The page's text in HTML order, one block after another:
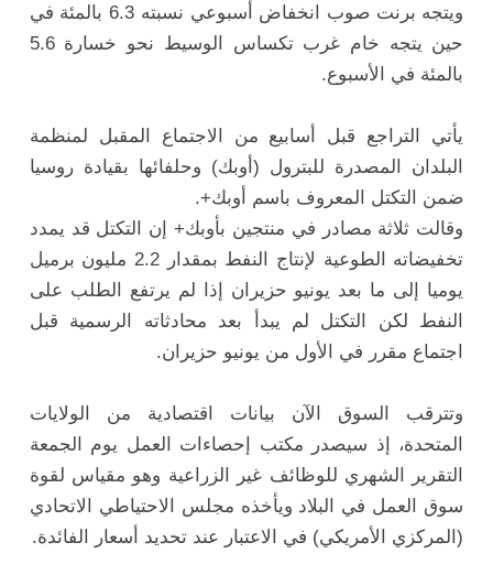
ويتجه برنت صوب انخفاض أسبوعي نسبته 6.3 بالمئة في
حين يتجه خام غرب تكساس الوسيط نحو خسارة 5.6
بالمئة في الأسبوع.
يأتي التراجع قبل أسابيع من الاجتماع المقبل لمنظمة
البلدان المصدرة للبترول (أوبك) وحلفائها بقيادة روسيا
ضمن التكتل المعروف باسم أوبك+.
وقالت ثلاثة مصادر في منتجين بأوبك+ إن التكتل قد يمدد
تخفيضاته الطوعية لإنتاج النفط بمقدار 2.2 مليون برميل
يوميا إلى ما بعد يونيو حزيران إذا لم يرتفع الطلب على
النفط لكن التكتل لم يبدأ بعد محادثاته الرسمية قبل
اجتماع مقرر في الأول من يونيو حزيران.
وتترقب السوق الآن بيانات اقتصادية من الولايات
المتحدة، إذ سيصدر مكتب إحصاءات العمل يوم الجمعة
التقرير الشهري للوظائف غير الزراعية وهو مقياس لقوة
سوق العمل في البلاد ويأخذه مجلس الاحتياطي الاتحادي
(المركزي الأمريكي) في الاعتبار عند تحديد أسعار الفائدة.